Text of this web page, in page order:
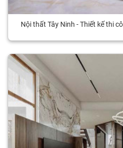
Nội thất Tây Ninh - Thiết kế thi